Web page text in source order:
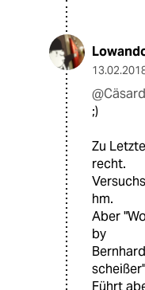
;)
Zu
recht.
hm.
Aber
by
Führt